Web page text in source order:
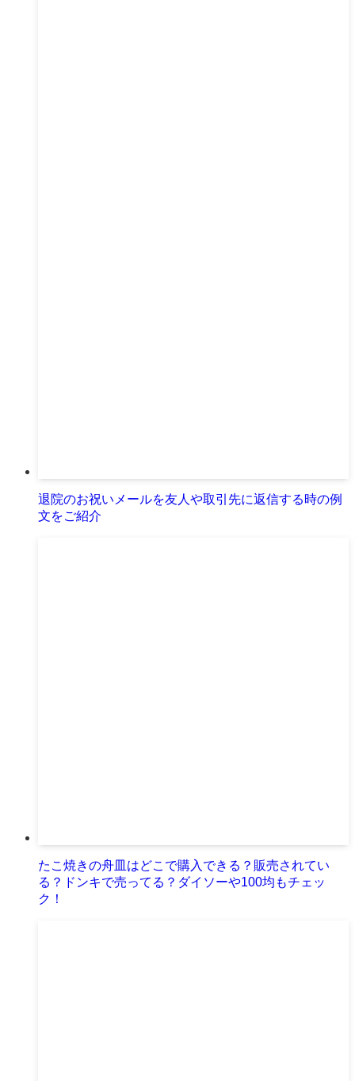
退院のお祝いメールを友人や取引先に返信する時の例
文をご紹介
たこ焼きの舟皿はどこで購入できる？販売されてい
る？ドンキで売ってる？ダイソーや100均もチェッ
ク！